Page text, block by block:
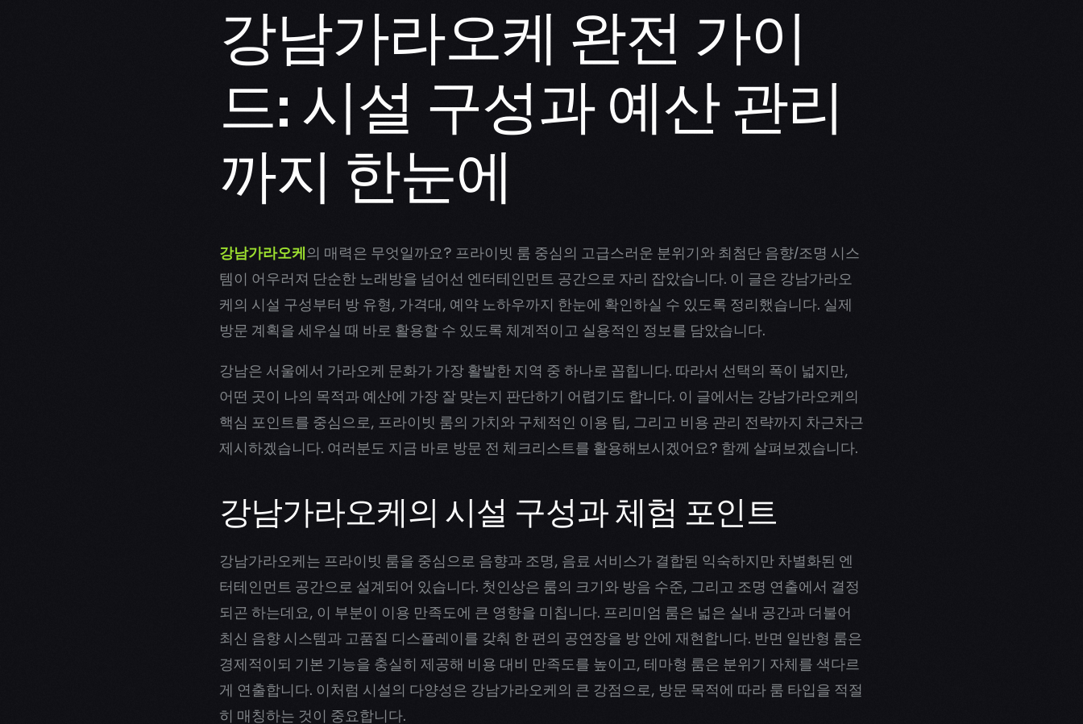
강남가라오케 완전 가이
드: 시설 구성과 예산 관리
까지 한눈에
강남가라오케 의 매력은 무엇일까요? 프라이빗 룸 중심의 고급스러운 분위기와 최첨단 음향/조명 시스
템이 어우러져 단순한 노래방을 넘어선 엔터테인먼트 공간으로 자리 잡았습니다. 이 글은 강남가라오
케의 시설 구성부터 방 유형, 가격대, 예약 노하우까지 한눈에 확인하실 수 있도록 정리했습니다. 실제
방문 계획을 세우실 때 바로 활용할 수 있도록 체계적이고 실용적인 정보를 담았습니다.
강남은 서울에서 가라오케 문화가 가장 활발한 지역 중 하나로 꼽힙니다. 따라서 선택의 폭이 넓지만,
어떤 곳이 나의 목적과 예산에 가장 잘 맞는지 판단하기 어렵기도 합니다. 이 글에서는 강남가라오케의
핵심 포인트를 중심으로, 프라이빗 룸의 가치와 구체적인 이용 팁, 그리고 비용 관리 전략까지 차근차근
제시하겠습니다. 여러분도 지금 바로 방문 전 체크리스트를 활용해보시겠어요? 함께 살펴보겠습니다.
강남가라오케의 시설 구성과 체험 포인트
강남가라오케는 프라이빗 룸을 중심으로 음향과 조명, 음료 서비스가 결합된 익숙하지만 차별화된 엔
터테인먼트 공간으로 설계되어 있습니다. 첫인상은 룸의 크기와 방음 수준, 그리고 조명 연출에서 결정
되곤 하는데요, 이 부분이 이용 만족도에 큰 영향을 미칩니다. 프리미엄 룸은 넓은 실내 공간과 더불어
최신 음향 시스템과 고품질 디스플레이를 갖춰 한 편의 공연장을 방 안에 재현합니다. 반면 일반형 룸은
경제적이되 기본 기능을 충실히 제공해 비용 대비 만족도를 높이고, 테마형 룸은 분위기 자체를 색다르
게 연출합니다. 이처럼 시설의 다양성은 강남가라오케의 큰 강점으로, 방문 목적에 따라 룸 타입을 적절
히 매칭하는 것이 중요합니다.